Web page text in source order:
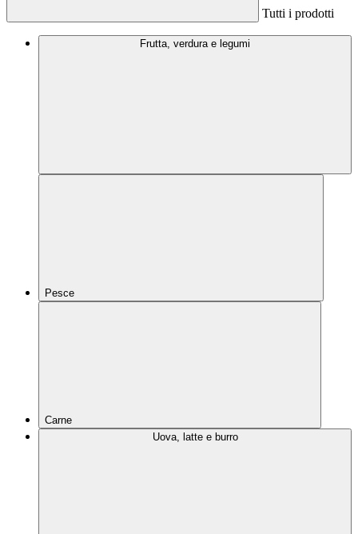
Tutti i prodotti
Frutta, verdura e legumi
Pesce
Carne
Uova, latte e burro